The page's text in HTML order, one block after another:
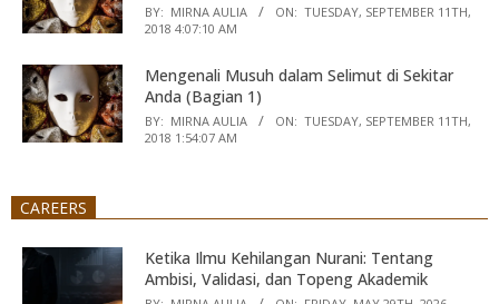
BY: MIRNA AULIA ON: TUESDAY, SEPTEMBER 11TH,
2018 4:07:10 AM
Mengenali Musuh dalam Selimut di Sekitar
Anda (Bagian 1)
BY: MIRNA AULIA ON: TUESDAY, SEPTEMBER 11TH,
2018 1:54:07 AM
CAREERS
Ketika Ilmu Kehilangan Nurani: Tentang
Ambisi, Validasi, dan Topeng Akademik